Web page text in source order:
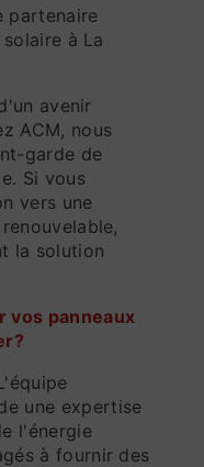
à La
ACM, nous
garde de
Si vous
vers une
la solution
une expertise
l'énergie
à fournir des